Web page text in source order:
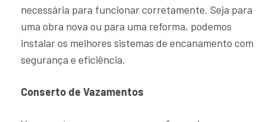
necessária para funcionar corretamente. Seja para
uma obra nova ou para uma reforma, podemos
instalar os melhores sistemas de encanamento com
segurança e eficiência.
Conserto de Vazamentos